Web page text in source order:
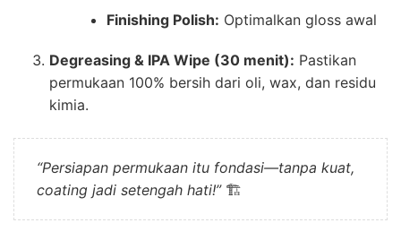
Finishing Polish: Optimalkan gloss awal
Degreasing & IPA Wipe (30 menit): Pastikan
permukaan 100% bersih dari oli, wax, dan residu
kimia.
“Persiapan permukaan itu fondasi—tanpa kuat,
coating jadi setengah hati!”🏗️